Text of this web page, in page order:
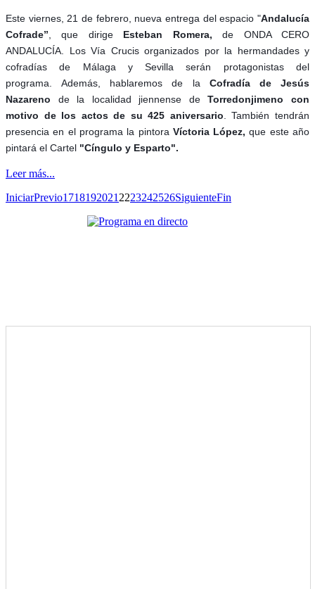
Este viernes, 21 de febrero, nueva entrega del espacio "Andalucía
Cofrade”, que dirige Esteban Romera, de ONDA CERO
ANDALUCÍA.
Los Vía Crucis organizados por la hermandades y
cofradías de Málaga y Sevilla
serán protagonistas del
programa. Además, hablaremos de la Cofradía de Jesús
Nazareno de la localidad jiennense deTorredonjimeno con
motivo de los actos de su 425 aniversario. También tendrán
presencia en el programa la pintora Víctoria López,que este año
pintará el Cartel "Cíngulo y Esparto".
Leer más...
IniciarPrevio1718192021 2223242526SiguienteFin